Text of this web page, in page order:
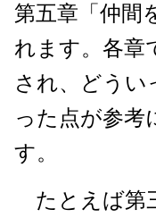
第五章「仲間
れます。各章
され、どうい
った点が参考
す。
たとえば第